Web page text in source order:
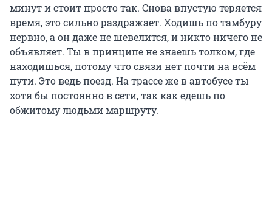
минут и стоит просто так. Снова впустую теряется
время, это сильно раздражает. Ходишь по тамбуру
нервно, а он даже не шевелится, и никто ничего не
объявляет. Ты в принципе не знаешь толком, где
находишься, потому что связи нет почти на всём
пути. Это ведь поезд. На трассе же в автобусе ты
хотя бы постоянно в сети, так как едешь по
обжитому людьми маршруту.